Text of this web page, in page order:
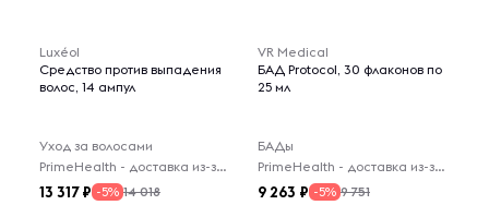
Luxéol
Средство против выпадения
волос, 14 ампул
Уход за волосами
PrimeHealth - доставка из-за рубежа
13 317 -5% 14 018
VR Medical
БАД Protocol, 30 флаконов по
25 мл
БАДы
PrimeHealth - доставка из-за рубежа
9 263 -5% 9 751